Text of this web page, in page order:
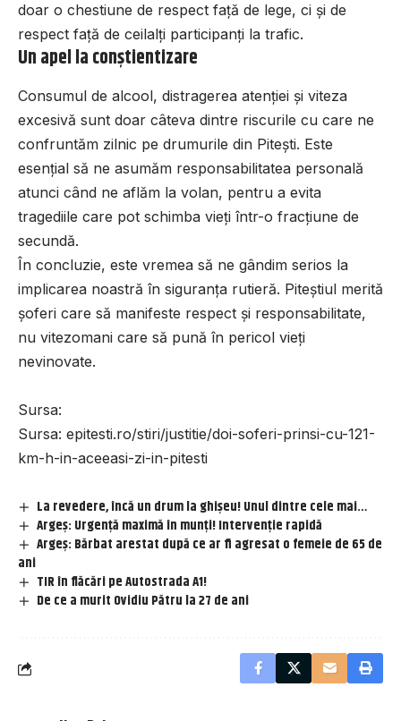
doar o chestiune de respect față de lege, ci și de
respect față de ceilalți participanți la trafic.
Un apel la conștientizare
Consumul de alcool, distragerea atenției și viteza
excesivă sunt doar câteva dintre riscurile cu care ne
confruntăm zilnic pe drumurile din Pitești. Este
esențial să ne asumăm responsabilitatea personală
atunci când ne aflăm la volan, pentru a evita
tragediile care pot schimba vieți într-o fracțiune de
secundă.
În concluzie, este vremea să ne gândim serios la
implicarea noastră în siguranța rutieră. Piteștiul merită
șoferi care să manifeste respect și responsabilitate,
nu vitezomani care să pună în pericol vieți
nevinovate.
Sursa:
Sursa: epitesti.ro/stiri/justitie/doi-soferi-prinsi-cu-121-
km-h-in-aceeasi-zi-in-pitesti
La revedere, încă un drum la ghișeu! Unul dintre cele mai…
Argeș: Urgență maximă în munți! Intervenție rapidă
Argeș: Bărbat arestat după ce ar fi agresat o femeie de 65 de
ani
TIR în flăcări pe Autostrada A1!
De ce a murit Ovidiu Pătru la 27 de ani